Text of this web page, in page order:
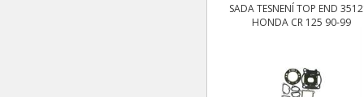
SADA TESNENÍ TOP END
HONDA CR 125 90-99